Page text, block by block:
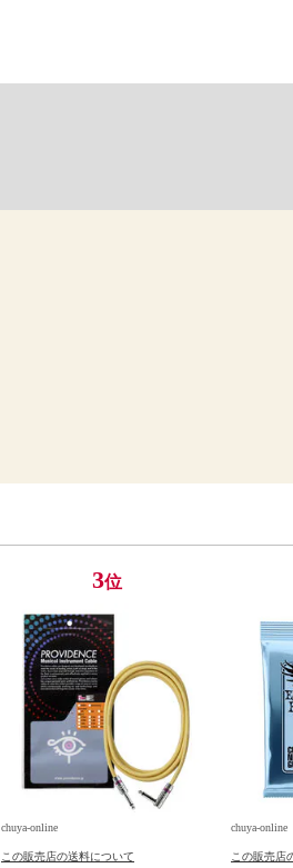
3位
chuya-online
この販売店の送料について
chuya-online
この販売店